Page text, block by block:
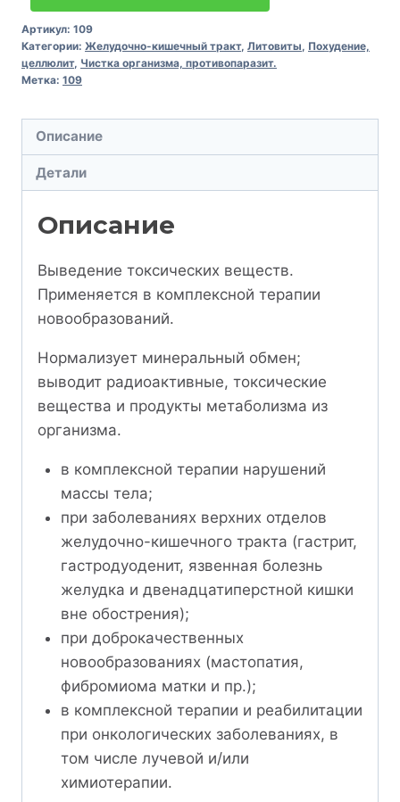
Артикул: 109
Категории: Желудочно-кишечный тракт, Литовиты, Похудение,
целлюлит, Чистка организма, противопаразит.
Метка: 109
Описание
Детали
Описание
Выведение токсических веществ.
Применяется в комплексной терапии
новообразований.
Нормализует минеральный обмен;
выводит радиоактивные, токсические
вещества и продукты метаболизма из
организма.
в комплексной терапии нарушений
массы тела;
при заболеваниях верхних отделов
желудочно-кишечного тракта (гастрит,
гастродуоденит, язвенная болезнь
желудка и двенадцатиперстной кишки
вне обострения);
при доброкачественных
новообразованиях (мастопатия,
фибромиома матки и пр.);
в комплексной терапии и реабилитации
при онкологических заболеваниях, в
том числе лучевой и/или
химиотерапии.